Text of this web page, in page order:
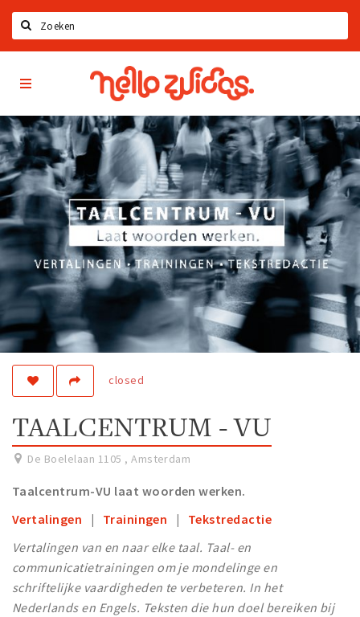
Home
Latest news
Upcoming events
Zuidas Jobs
Offers & Deals
Restaurants
Bars
Hotels
Shops
Live
Work
Travel
Sports & leisure
Magazine
Columns
Interviews
Hello Zuidas Articles
Hello
Zuidas
App
closed
TAALCENTRUM - VU
De Boelelaan 1105 ,Amsterdam
Taalcentrum-VU laat woorden werken.
Vertalingen | Trainingen | Tekstredactie
Vertalingen van en naar elke taal. Taal- en
communicatietrainingen om je mondelinge en
schriftelijke vaardigheden te verbeteren. In het
Nederlands en Engels. Teksten die hun doel bereiken bij